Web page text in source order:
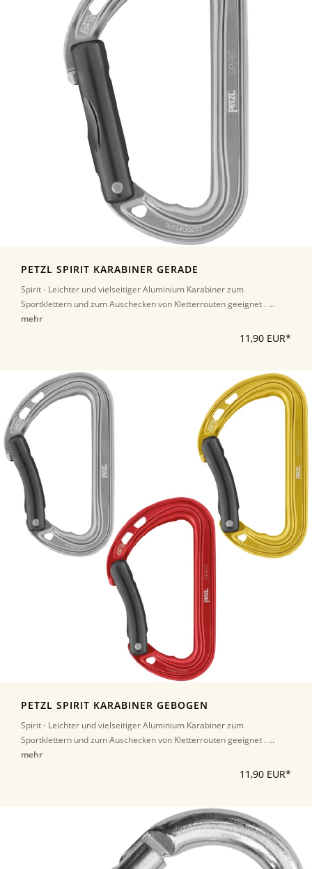
PETZL SPIRIT KARABINER GERADE
Spirit - Leichter und vielseitiger Aluminium Karabiner zum
Sportklettern und zum Auschecken von Kletterrouten geeignet . ...
mehr
11,90 EUR*
PETZL SPIRIT KARABINER GEBOGEN
Spirit - Leichter und vielseitiger Aluminium Karabiner zum
Sportklettern und zum Auschecken von Kletterrouten geeignet . ...
mehr
11,90 EUR*